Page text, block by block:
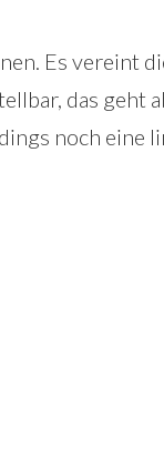
Es vereint
das geht
noch eine